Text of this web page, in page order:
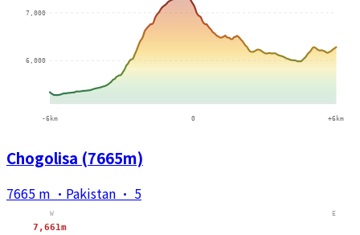
Chogolisa (7665m)
7665 m · Pakistan · 5